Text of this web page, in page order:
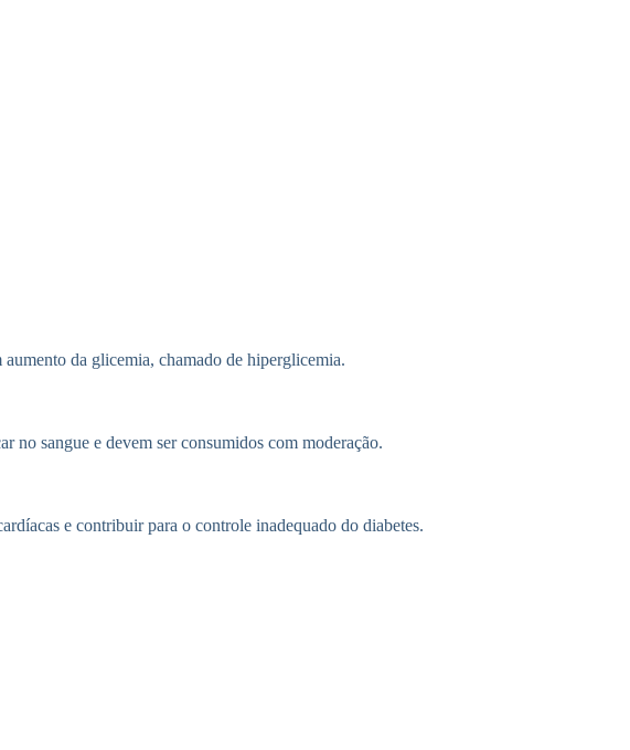
da glicemia, chamado de hiperglicemia.
no sangue e devem ser consumidos com moderação.
e contribuir para o controle inadequado do diabetes.